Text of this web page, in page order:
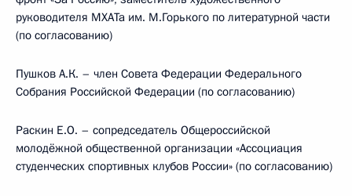
руководителя МХАТа им. М.Горького по литературной части
(по согласованию)
Пушков А.К. – член Совета Федерации Федерального
Собрания Российской Федерации (по согласованию)
Раскин Е.О. – сопредседатель Общероссийской
молодёжной общественной организации «Ассоциация
студенческих спортивных клубов России» (по согласованию)